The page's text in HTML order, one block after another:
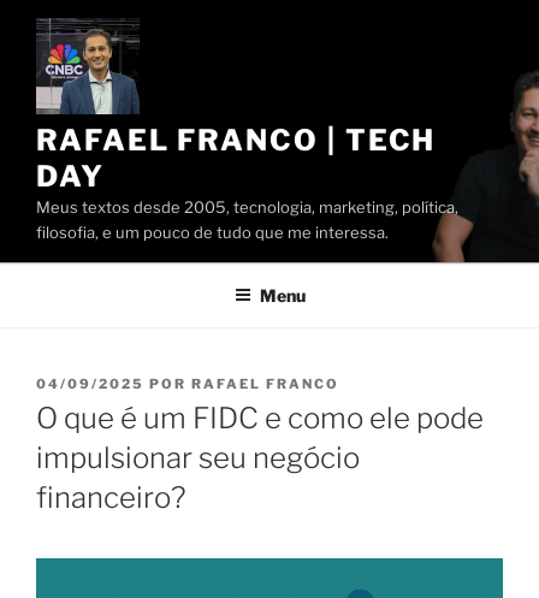
Pular
conteúdo
RAFAEL FRANCO | TECH
DAY
Meus textos desde 2005, tecnologia, marketing, política,
filosofia, e um pouco de tudo que me interessa.
Menu
PUBLICADO
EM
04/09/2025 POR RAFAEL FRANCO
O que é um FIDC e como ele pode
impulsionar seu negócio
financeiro?